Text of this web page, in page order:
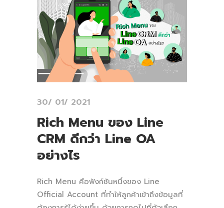
30/ 01/ 2021
Rich Menu ของ Line
CRM ดีกว่า Line OA
อย่างไร
Rich Menu คือฟังก์ชันหนึ่งของ Line
Official Account ที่ทำให้ลูกค้าเข้าถึงข้อมูลที่